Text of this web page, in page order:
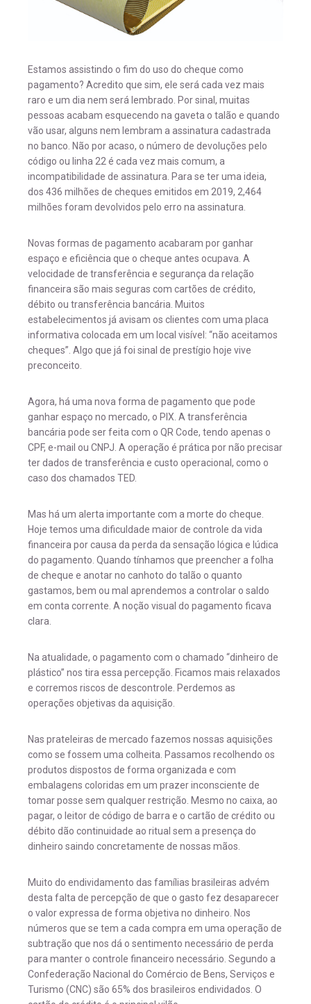
Estamos assistindo o fim do uso do cheque como
pagamento? Acredito que sim, ele será cada vez mais
raro e um dia nem será lembrado. Por sinal, muitas
pessoas acabam esquecendo na gaveta o talão e quando
vão usar, alguns nem lembram a assinatura cadastrada
no banco. Não por acaso, o número de devoluções pelo
código ou linha 22 é cada vez mais comum, a
incompatibilidade de assinatura. Para se ter uma ideia,
dos 436 milhões de cheques emitidos em 2019, 2,464
milhões foram devolvidos pelo erro na assinatura.
Novas formas de pagamento acabaram por ganhar
espaço e eficiência que o cheque antes ocupava. A
velocidade de transferência e segurança da relação
financeira são mais seguras com cartões de crédito,
débito ou transferência bancária. Muitos
estabelecimentos já avisam os clientes com uma placa
informativa colocada em um local visível: “não aceitamos
cheques”. Algo que já foi sinal de prestígio hoje vive
preconceito.
Agora, há uma nova forma de pagamento que pode
ganhar espaço no mercado, o PIX. A transferência
bancária pode ser feita com o QR Code, tendo apenas o
CPF, e-mail ou CNPJ. A operação é prática por não precisar
ter dados de transferência e custo operacional, como o
caso dos chamados TED.
Mas há um alerta importante com a morte do cheque.
Hoje temos uma dificuldade maior de controle da vida
financeira por causa da perda da sensação lógica e lúdica
do pagamento. Quando tínhamos que preencher a folha
de cheque e anotar no canhoto do talão o quanto
gastamos, bem ou mal aprendemos a controlar o saldo
em conta corrente. A noção visual do pagamento ficava
clara.
Na atualidade, o pagamento com o chamado “dinheiro de
plástico” nos tira essa percepção. Ficamos mais relaxados
e corremos riscos de descontrole. Perdemos as
operações objetivas da aquisição.
Nas prateleiras de mercado fazemos nossas aquisições
como se fossem uma colheita. Passamos recolhendo os
produtos dispostos de forma organizada e com
embalagens coloridas em um prazer inconsciente de
tomar posse sem qualquer restrição. Mesmo no caixa, ao
pagar, o leitor de código de barra e o cartão de crédito ou
débito dão continuidade ao ritual sem a presença do
dinheiro saindo concretamente de nossas mãos.
Muito do endividamento das famílias brasileiras advém
desta falta de percepção de que o gasto fez desaparecer
o valor expressa de forma objetiva no dinheiro. Nos
números que se tem a cada compra em uma operação de
subtração que nos dá o sentimento necessário de perda
para manter o controle financeiro necessário. Segundo a
Confederação Nacional do Comércio de Bens, Serviços e
Turismo (CNC) são 65% dos brasileiros endividados. O